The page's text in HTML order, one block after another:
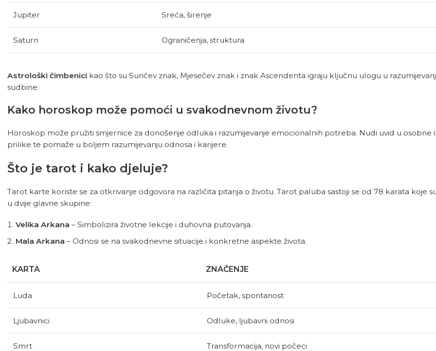
Jupiter Sreća, širenje
Saturn Ograničenja, struktura
Astrološki čimbenici kao što su Sunčev znak, Mjesečev znak i znak Ascendenta igraju ključnu ulogu u
sudbine.
Kako horoskop može pomoći u svakodnevnom životu?
Horoskop može pružiti smjernice za donošenje odluka i razumijevanje emocionalnih potreba. Nudi uvid u osobne
prilike te pomaže u boljem razumijevanju odnosa i karijere.
Što je tarot i kako djeluje?
Tarot karte koriste se za otkrivanje odgovora na različita pitanja o životu. Tarot paluba sastoji se od 78 karata koje
u dvije glavne skupine:
Velika Arkana – Simbolizira životne lekcije i duhovna putovanja.
Mala Arkana – Odnosi se na svakodnevne situacije i konkretne aspekte života.
KARTA ZNAČENJE
Luda Početak, spontanost
Ljubavnici Odluke, ljubavni odnosi
Smrt Transformacija, novi počeci